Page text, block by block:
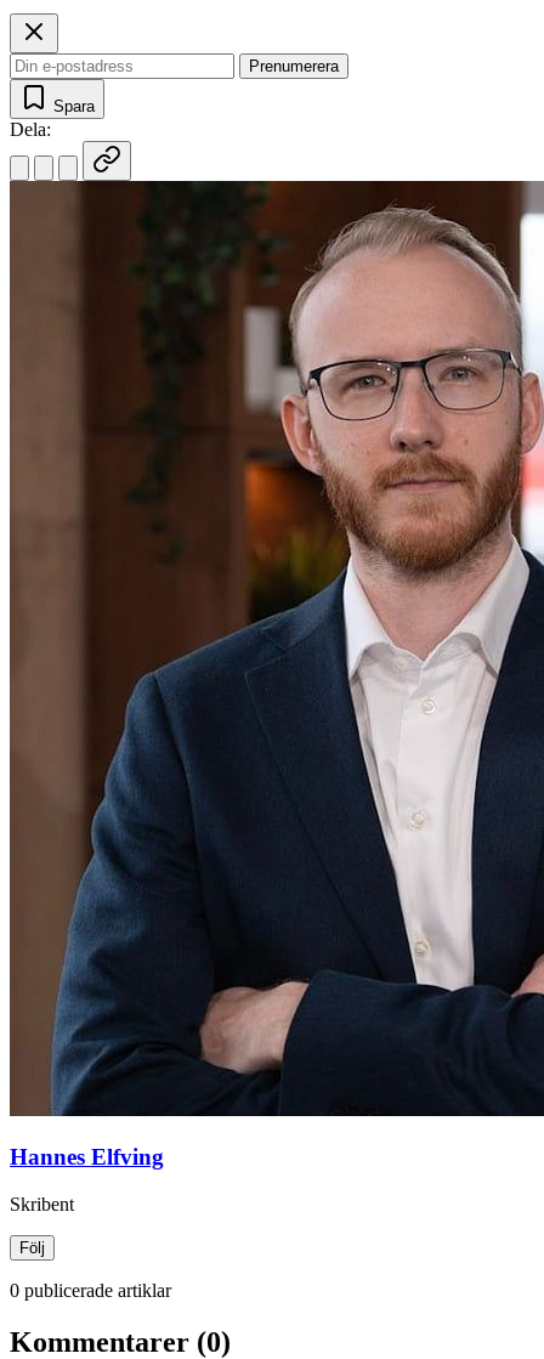
Prenumerera
Spara
Dela:
Hannes Elfving
Skribent
Följ
0 publicerade artiklar
Kommentarer (0)